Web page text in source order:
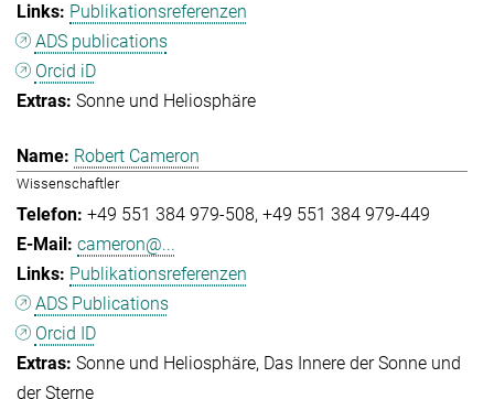
Publikationsreferenzen
ADS publications
Orcid iD
Sonne und Heliosphäre
Robert Cameron
Wissenschaftler
+49 551 384 979-508 +49 551 384 979-449
cameron@...
Publikationsreferenzen
ADS Publications
Orcid ID
Sonne und Heliosphäre Das Innere der Sonne und
der Sterne